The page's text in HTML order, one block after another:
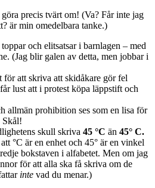
precis tvärt om! (Va? Får inte jag
är min omedelbara tanke.)
och elitsatsar i barnlagen – med
(Jag blir galen av detta, men jobbar i
att skriva att skidåkare gör fel
lust att i protest köpa läppstift och
allmän prohibition ses som en lisa för
Skål!
skull skriva 45 °C än 45° C.
°C är en enhet och 45° är en vinkel
bokstaven i alfabetet. Men om jag
för att alla ska få skriva om de
inte vad du menar.)